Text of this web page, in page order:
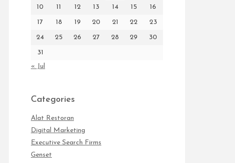
10 11 12 13 14 15 16
17 18 19 20 21 22 23
24 25 26 27 28 29 30
31
« Jul
Categories
Alat Restoran
Digital Marketing
Executive Search Firms
Genset